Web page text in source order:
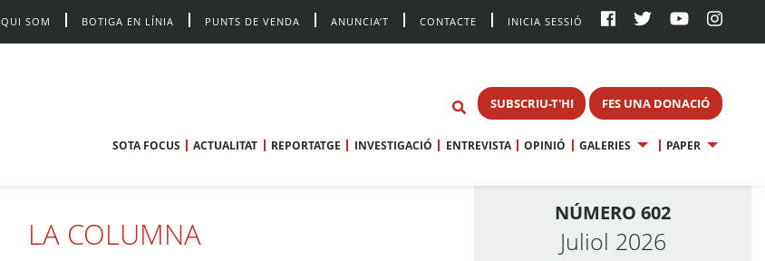
QUI SOM BOTIGA EN LÍNIA PUNTS DE VENDA ANUNCIA’T CONTACTE INICIA SESSIÓ
SUBSCRIU-T'HI FES UNA DONACIÓ
SOTA FOCUS ACTUALITAT REPORTATGE INVESTIGACIÓ ENTREVISTA OPINIÓ GALERIES PAPER
LA COLUMNA
NÚMERO 602
Juliol 2026